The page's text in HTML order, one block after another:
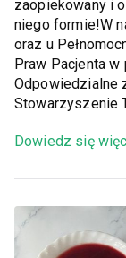
zaopiekowany i
niego formie!W
oraz u
Praw Pacjenta w
Odpowiedzialne
Stowarzyszenie
Dowiedz się